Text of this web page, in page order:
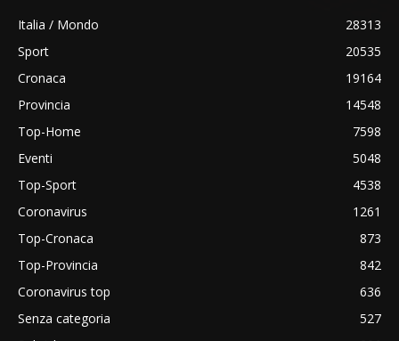
Italia / Mondo
28313
Sport
20535
Cronaca
19164
Provincia
14548
Top-Home
7598
Eventi
5048
Top-Sport
4538
Coronavirus
1261
Top-Cronaca
873
Top-Provincia
842
Coronavirus top
636
Senza categoria
527